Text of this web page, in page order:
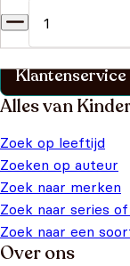
Vind binnen no-
klantenservice
Klantenservice
Alles van
Zoek op leeftijd
Zoeken op auteur
Zoek naar merken
Zoek naar series
Zoek naar een
Over ons